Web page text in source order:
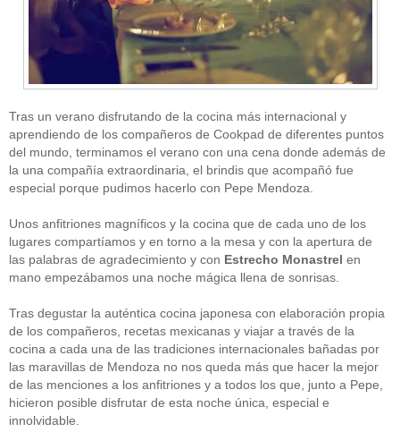
CATEGORÍAS
Alimentos(44)
America(8)
Carnes(3)
cataluña(1)
Cocina(38)
consejos(3)
El Celler de Can Roca(1)
Empresas(12)
ferran adria(10)
formación(1)
Gastronomía
Tras un verano disfrutando de la cocina más internacional y
aprendiendo de los compañeros de Cookpad de diferentes puntos
del mundo, terminamos el verano con una cena donde además de
la una compañía extraordinaria, el brindis que acompañó fue
especial porque pudimos hacerlo con Pepe Mendoza.
Unos anfitriones magníficos y la cocina que de cada uno de los
lugares compartíamos y en torno a la mesa y con la apertura de
las palabras de agradecimiento y con Estrecho Monastrel en
mano empezábamos una noche mágica llena de sonrisas.
Tras degustar la auténtica cocina japonesa con elaboración propia
de los compañeros, recetas mexicanas y viajar a través de la
cocina a cada una de las tradiciones internacionales bañadas por
las maravillas de Mendoza no nos queda más que hacer la mejor
de las menciones a los anfitriones y a todos los que, junto a Pepe,
hicieron posible disfrutar de esta noche única, especial e
innolvidable.